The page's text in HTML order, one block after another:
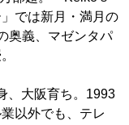
では新月・満月の
奥義、マゼンタパ
、大阪育ち。1993
以外でも、テレ